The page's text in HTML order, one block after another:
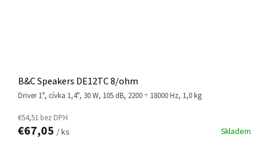
B&C Speakers DE12TC 8/ohm
driver 1", cívka 1,4", 30 W, 105 dB, 2200 ÷ 18000 Hz, 1,0 kg
Skladem
€54,51 bez DPH
€67,05 / ks